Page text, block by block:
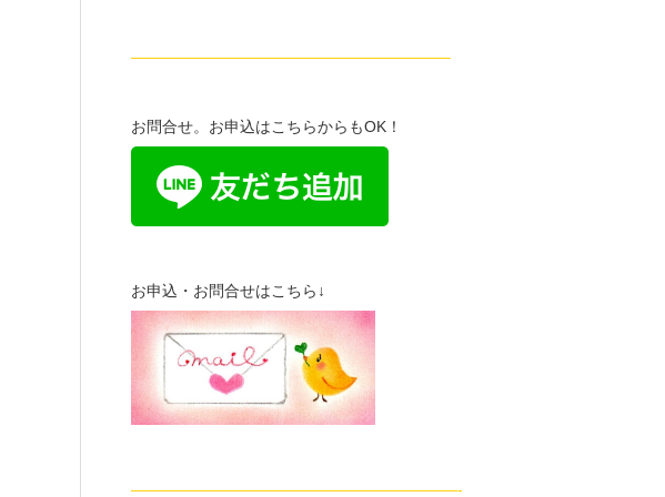
————————————————————–
お問合せ。お申込はこちらからもOK！
お申込・お問合せはこちら↓
—————————————————————-